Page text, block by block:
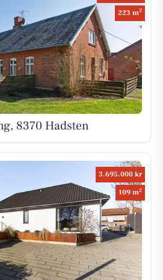
223 m2
8370 Hadsten
3.695.000 kr
109 m2